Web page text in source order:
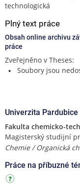
technologická
Plný text práce
Obsah online archivu
práce
Zveřejněno v Theses:
Soubory jsou
Univerzita Pardubice
Fakulta chemicko-
Magisterský studijní
Chemie / Organická
Práce na příbuzné